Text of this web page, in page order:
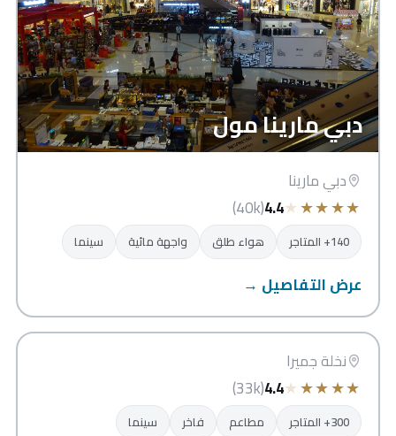
دبي مارينا مول
دبي مارينا
★
★
★
★
★
4.4
(40k)
140+ المتاجر هواء طلق واجهة مائية سينما
عرض التفاصيل →
دبي
نخيل مول
نخلة جميرا
★
★
★
★
★
4.4
(33k)
300+ المتاجر مطاعم فاخر سينما